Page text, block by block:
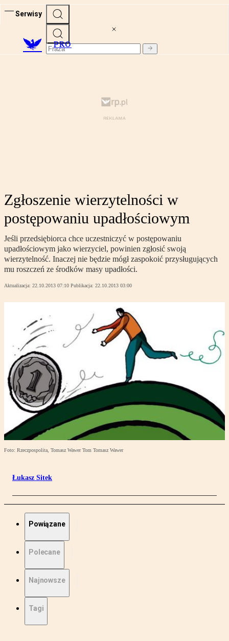
Serwisy
PRO
Zgłoszenie wierzytelności w
postępowaniu upadłościowym
Jeśli przedsiębiorca chce uczestniczyć w postępowaniu
upadłościowym jako wierzyciel, powinien zgłosić swoją
wierzytelność. Inaczej nie będzie mógł zaspokoić przysługujących
mu roszczeń ze środków masy upadłości.
Aktualizacja: 22.10.2013 07:10 Publikacja: 22.10.2013 03:00
Foto: Rzeczpospolita, Tomasz Wawer Tom Tomasz Wawer
Łukasz Sitek
Powiązane
Polecane
Najnowsze
Tagi